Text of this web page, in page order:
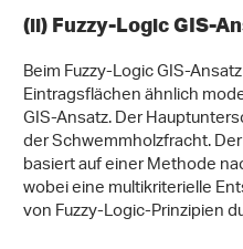
(ii) Fuzzy-Logic GIS-
Beim Fuzzy-Logic GIS-
Eintragsflächen ähnlich
GIS-Ansatz. Der
der Schwemmholzfracht.
basiert auf einer Methode
wobei eine multikriterielle
von Fuzzy-Logic-Prinzipien